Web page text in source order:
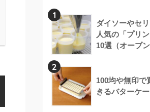
1
ダイソーやセ
人気の「プリ
10選（オーブ
2
100均や無印で
きるバターケ